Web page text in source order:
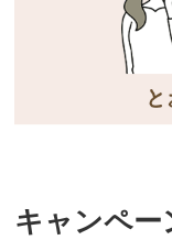
キャンペー